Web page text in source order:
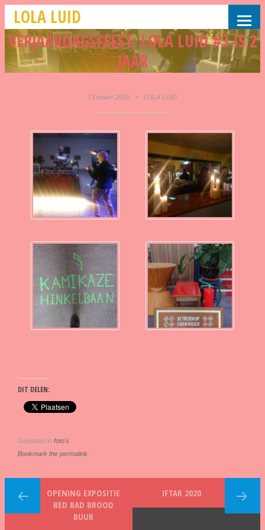
LOLA LUID
VERJAARDAGSFEEST: LOLA LUID #3 IS 2
JAAR
13 maart 2020 • LOLA LUID
DIT DELEN:
Geplaatst in foto's
Bookmark the permalink.
OPENING EXPOSITIE
BED BAD BROOD
BUUR
IFTAR 2020